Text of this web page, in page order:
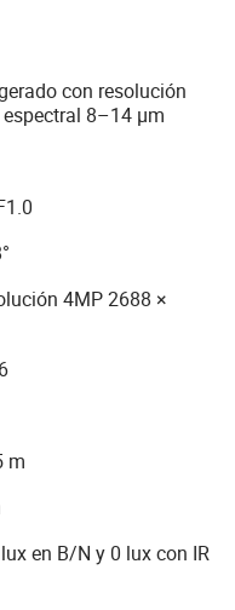
con resolución
8–14 µm
4MP 2688 ×
m
en B/N y 0 lux con IR